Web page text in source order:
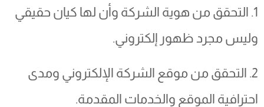
1. التحقق من هوية الشركة وأن لها كيان حقيقي
وليس مجرد ظهور إلكتروني.
2. التحقق من موقع الشركة الإلكتروني ومدى
احترافية الموقع والخدمات المقدمة.